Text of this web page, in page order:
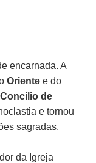
encarnada. A
Orientee do
de
e tornou
sagradas.
da Igreja